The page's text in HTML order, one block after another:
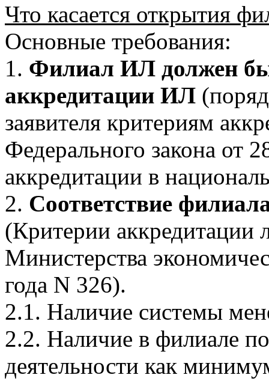
Что касается открытия
Основные требования:
1. Филиал ИЛ должен
аккредитации ИЛ
заявителя критериям
Федерального закона
аккредитации в
2. Соответствие
(Критерии аккредитации
Министерства
года N 326).
2.1. Наличие системы
2.2. Наличие в филиале
деятельности как